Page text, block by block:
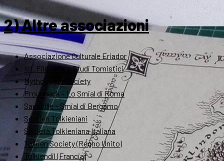
2) Altre associazioni
Associazione Culturale Eriador
Ist. Filosofico Studi Tomistici
Mythopoeic Society
Proudneck – Lo Smial di Roma
Sackville – Smial di Bergamo
Sentieri Tolkieniani
Società Tolkieniana Italiana
Tolkien Society (Regno Unito)
Tolkiendil (Francia)